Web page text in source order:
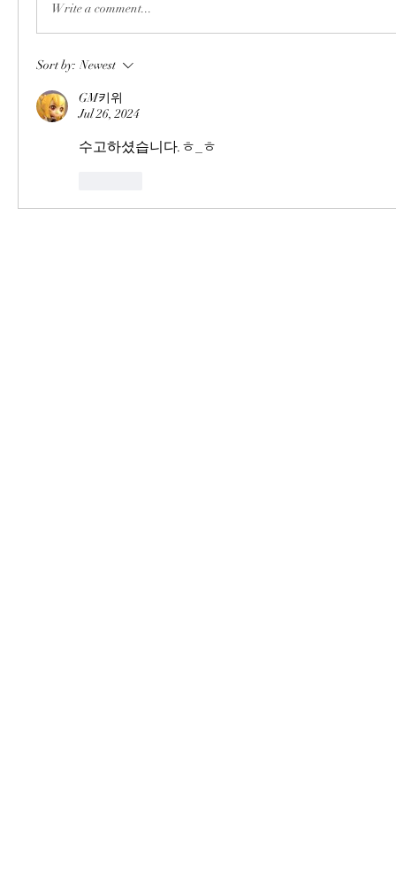
Write a comment...
Sort by: Newest
GM키위
Jul 26, 2024
수고하셨습니다.ㅎ_ㅎ